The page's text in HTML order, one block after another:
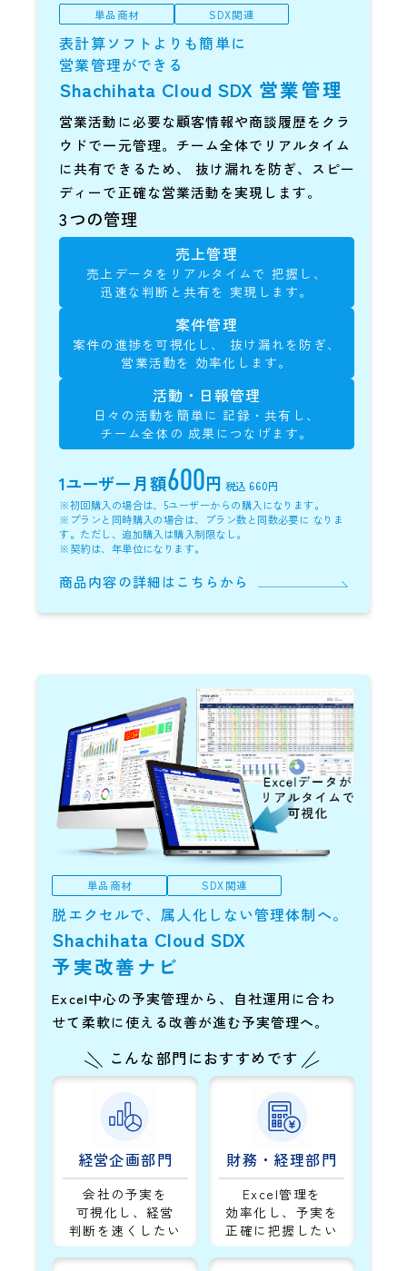
単品商材 SDX関連
表計算ソフトよりも簡単に
営業管理ができる
Shachihata Cloud SDX 営業管理
営業活動に必要な顧客情報や商談履歴をクラ
ウドで一元管理。チーム全体でリアルタイム
に共有できるため、 抜け漏れを防ぎ、スピー
ディーで正確な営業活動を実現します。
3つの管理
売上管理
売上データをリアルタイムで 把握し、
迅速な判断と共有を 実現します。
案件管理
案件の進捗を可視化し、 抜け漏れを防ぎ、
営業活動を 効率化します。
活動・日報管理
日々の活動を簡単に記録・共有し、
チーム全体の 成果につなげます。
1ユーザー月額600円 税込 660円
※初回購入の場合は、5ユーザーからの購入になります。
※プランと同時購入の場合は、プラン数と同数必要に なりま
す。ただし、追加購入は購入制限なし。
※契約は、年単位になります。
商品内容の詳細はこちらから
単品商材 SDX関連
脱エクセルで、属人化しない管理体制へ。
Shachihata Cloud SDX
予実改善ナビ
Excel中心の予実管理から、自社運用に合わ
せて柔軟に使える改善が進む予実管理へ。
こんな部門におすすめです
経営企画部門
会社の予実を
可視化し、経営
判断を速くしたい
財務・経理部門
Excel管理を
効率化し、予実を
正確に把握したい